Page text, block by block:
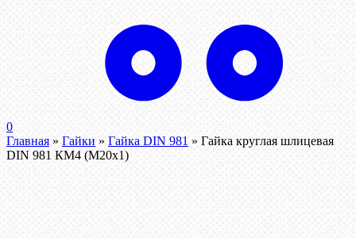
0
Главная » Гайки » Гайка DIN 981 » Гайка круглая шлицевая
DIN 981 КМ4 (М20х1)